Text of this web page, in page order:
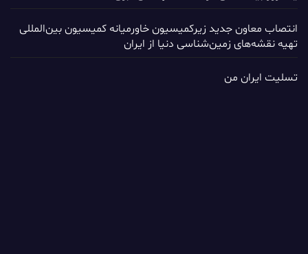
انتصاب معاون جدید زیرکمیسیون خاورمیانه کمیسیون بین‌المللی
تهیه نقشه‌های زمین‌شناسی دنیا از ایران
تسلیت ایران من